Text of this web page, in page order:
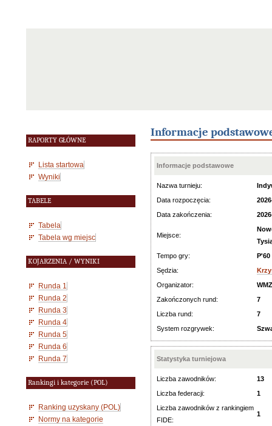
RAPORTY GŁÓWNE
Lista startowa
Wyniki
TABELE
Tabela
Tabela wg miejsc
KOJARZENIA / WYNIKI
Runda 1
Runda 2
Runda 3
Runda 4
Runda 5
Runda 6
Runda 7
Rankingi i kategorie (POL)
Ranking uzyskany (POL)
Normy na kategorie
Informacje
Informacje podstawowe
Nazwa turnieju:
Data rozpoczęcia:
Data zakończenia:
Miejsce:
Tempo gry:
P'60
Sędzia:
Organizator:
Zakończonych rund:
7
Liczba rund:
7
System rozgrywek:
Statystyka turniejowa
Liczba zawodników:
13
Liczba federacji:
1
Liczba zawodników z rankingiem
FIDE:
1